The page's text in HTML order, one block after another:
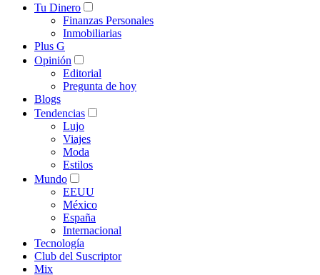
Tu Dinero
Finanzas Personales
Inmobiliarias
Plus G
Opinión
Editorial
Pregunta de hoy
Blogs
Tendencias
Lujo
Viajes
Moda
Estilos
Mundo
EEUU
México
España
Internacional
Tecnología
Club del Suscriptor
Mix